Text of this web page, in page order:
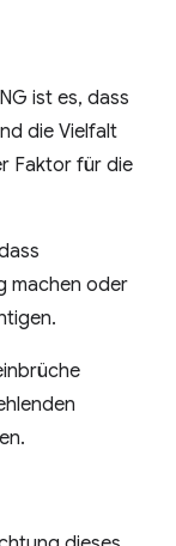
ist es, dass
die Vielfalt
Faktor für die
machen oder